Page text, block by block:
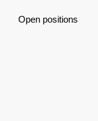
Open positions